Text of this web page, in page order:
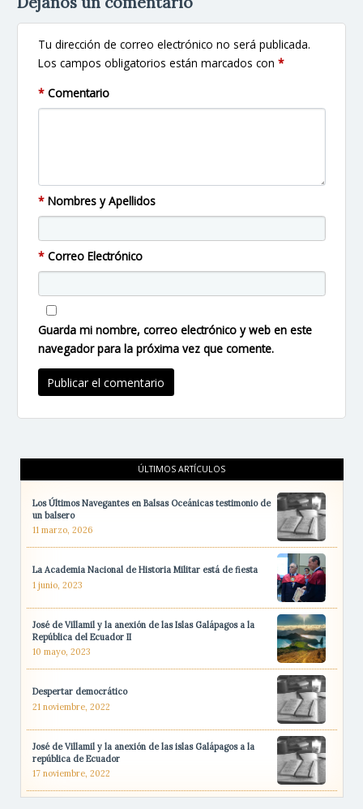
Tu dirección de correo electrónico no será publicada.
Los campos obligatorios están marcados con *
*Comentario
*Nombres y Apellidos
*Correo Electrónico
Guarda mi nombre, correo electrónico y web en este
navegador para la próxima vez que comente.
ÚLTIMOS ARTÍCULOS
Los Últimos Navegantes en Balsas Oceánicas testimonio de
un balsero
11 marzo, 2026
La Academia Nacional de Historia Militar está de fiesta
1 junio, 2023
José de Villamil y la anexión de las Islas Galápagos a la
República del Ecuador II
10 mayo, 2023
Despertar democrático
21 noviembre, 2022
José de Villamil y la anexión de las islas Galápagos a la
república de Ecuador
17 noviembre, 2022